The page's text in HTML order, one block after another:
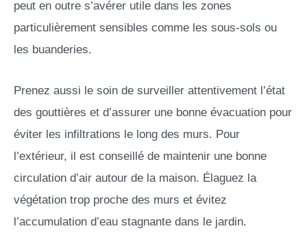
peut en outre s’avérer utile dans les zones
particulièrement sensibles comme les sous-sols ou
les buanderies.
Prenez aussi le soin de surveiller attentivement l’état
des gouttières et d’assurer une bonne évacuation pour
éviter les infiltrations le long des murs. Pour
l’extérieur, il est conseillé de maintenir une bonne
circulation d’air autour de la maison. Élaguez la
végétation trop proche des murs et évitez
l’accumulation d’eau stagnante dans le jardin.